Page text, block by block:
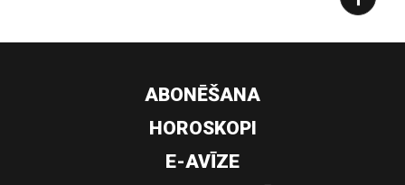
ABONĒŠANA
HOROSKOPI
E-AVĪZE